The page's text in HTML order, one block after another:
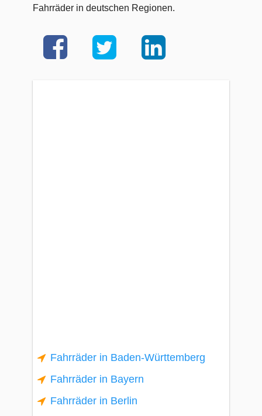
Fahrräder in deutschen Regionen.
Fahrräder in Baden-Württemberg
Fahrräder in Bayern
Fahrräder in Berlin